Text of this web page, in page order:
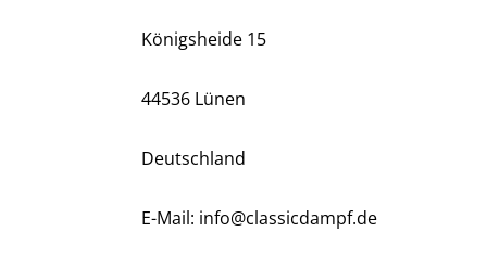
Königsheide 15
44536 Lünen
Deutschland
E-Mail: info@classicdampf.de